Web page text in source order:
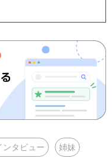
ンタビュー 姉妹